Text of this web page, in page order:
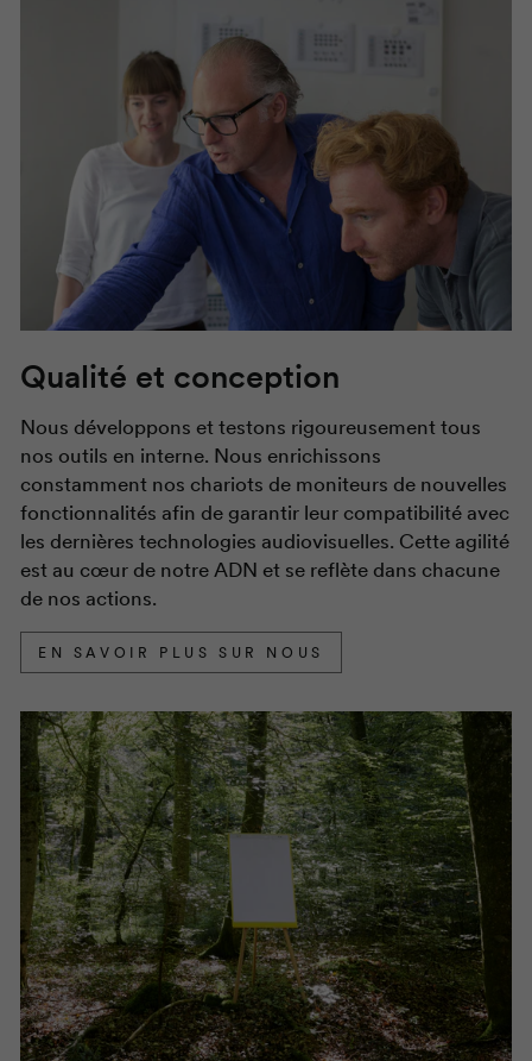
Qualité et conception
Nous développons et testons rigoureusement tous
nos outils en interne. Nous enrichissons
constamment nos chariots de moniteurs de nouvelles
fonctionnalités afin de garantir leur compatibilité avec
les dernières technologies audiovisuelles. Cette agilité
est au cœur de notre ADN et se reflète dans chacune
de nos actions.
EN SAVOIR PLUS SUR NOUS